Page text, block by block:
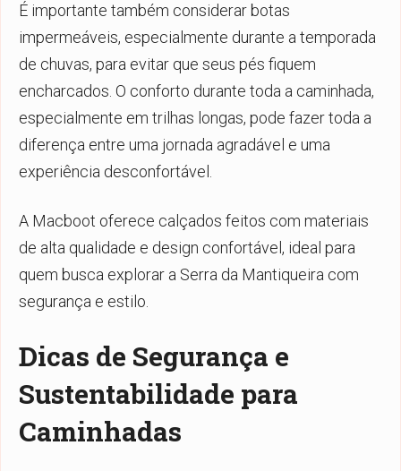
É importante também considerar botas
impermeáveis, especialmente durante a temporada
de chuvas, para evitar que seus pés fiquem
encharcados. O conforto durante toda a caminhada,
especialmente em trilhas longas, pode fazer toda a
diferença entre uma jornada agradável e uma
experiência desconfortável.
A Macboot oferece calçados feitos com materiais
de alta qualidade e design confortável, ideal para
quem busca explorar a Serra da Mantiqueira com
segurança e estilo.
Dicas de Segurança e
Sustentabilidade para
Caminhadas